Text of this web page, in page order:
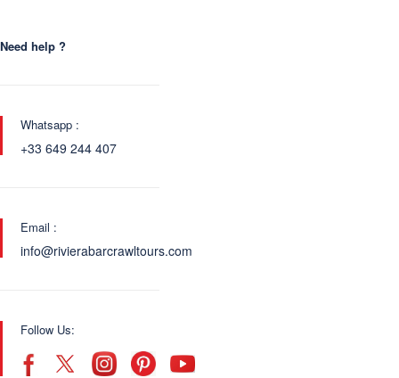
Need help ?
Whatsapp :
+33 649 244 407
Email :
info@rivierabarcrawltours.com
Follow Us: